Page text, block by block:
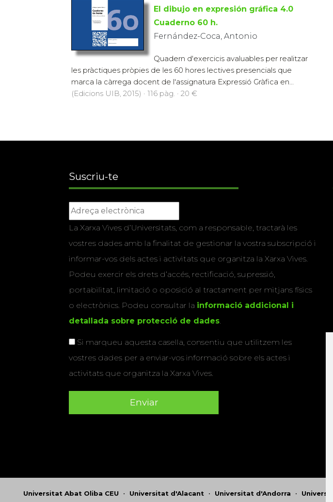
El dibujo en expresión gráfica 4.0
Cuaderno 60 h.
Fernández-Coca, Antonio
Quadern d'exercicis avaluables per realitzar
les pràctiques pròpies de les 60 hores lectives presencials que
marca la càrrega docent de l'assignatura Expressió Gràfica en...
(Edicions UIB, 2015) · 116 pàg. · 20 €
Suscriu-te
La Xarxa Vives d’Universitats, com a responsable, tractarà les
vostres dades amb la finalitat de gestionar la vostra subscripció i
informar-vos dels actes i activitats que organitza la Xarxa Vives.
Podeu exercir els drets d’accés, rectificació, supressió,
portabilitat, limitació o oposició al tractament per mitjans físics
o electrònics. Podeu consultar la informació addicional i
detallada sobre protecció de dades.
Si marqueu aquesta casella, consentiu que utilitzem les
vostres dades per a enviar-vos informació sobre els actes i
activitats que organitza la Xarxa Vives.
Universitat Abat Oliba CEU • Universitat d'Alacant • Universitat d'Andorra •